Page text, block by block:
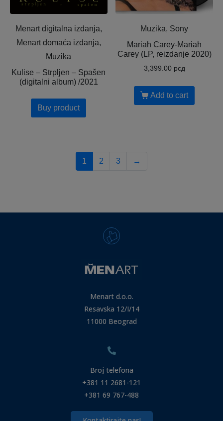
Menart digitalna izdanja,
Menart domaća izdanja,
Muzika
Kulise – Strpljen – Spašen
(digitalni album) /2021
Buy product
Muzika, Sony
Mariah Carey-Mariah
Carey (LP, reizdanje 2020)
3,399.00 рсд
Add to cart
1 2 3 →
Menart d.o.o.
Resavska 12/I/14
11000 Beograd
Broj telefona
+381 11 2681-121
+381 69 767-488